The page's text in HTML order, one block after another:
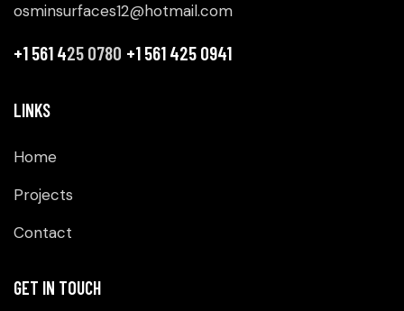
osminsurfaces12@hotmail.com
+1 561 425 0780 +1 561 425 0941
LINKS
Home
Projects
Contact
GET IN TOUCH